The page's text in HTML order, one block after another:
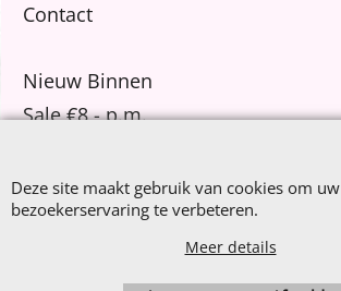
Contact
Nieuw Binnen
Sale €8,- p.m.
software.
Deze site maakt gebruik van cookies om uw
bezoekerservaring te verbeteren.
Meer details